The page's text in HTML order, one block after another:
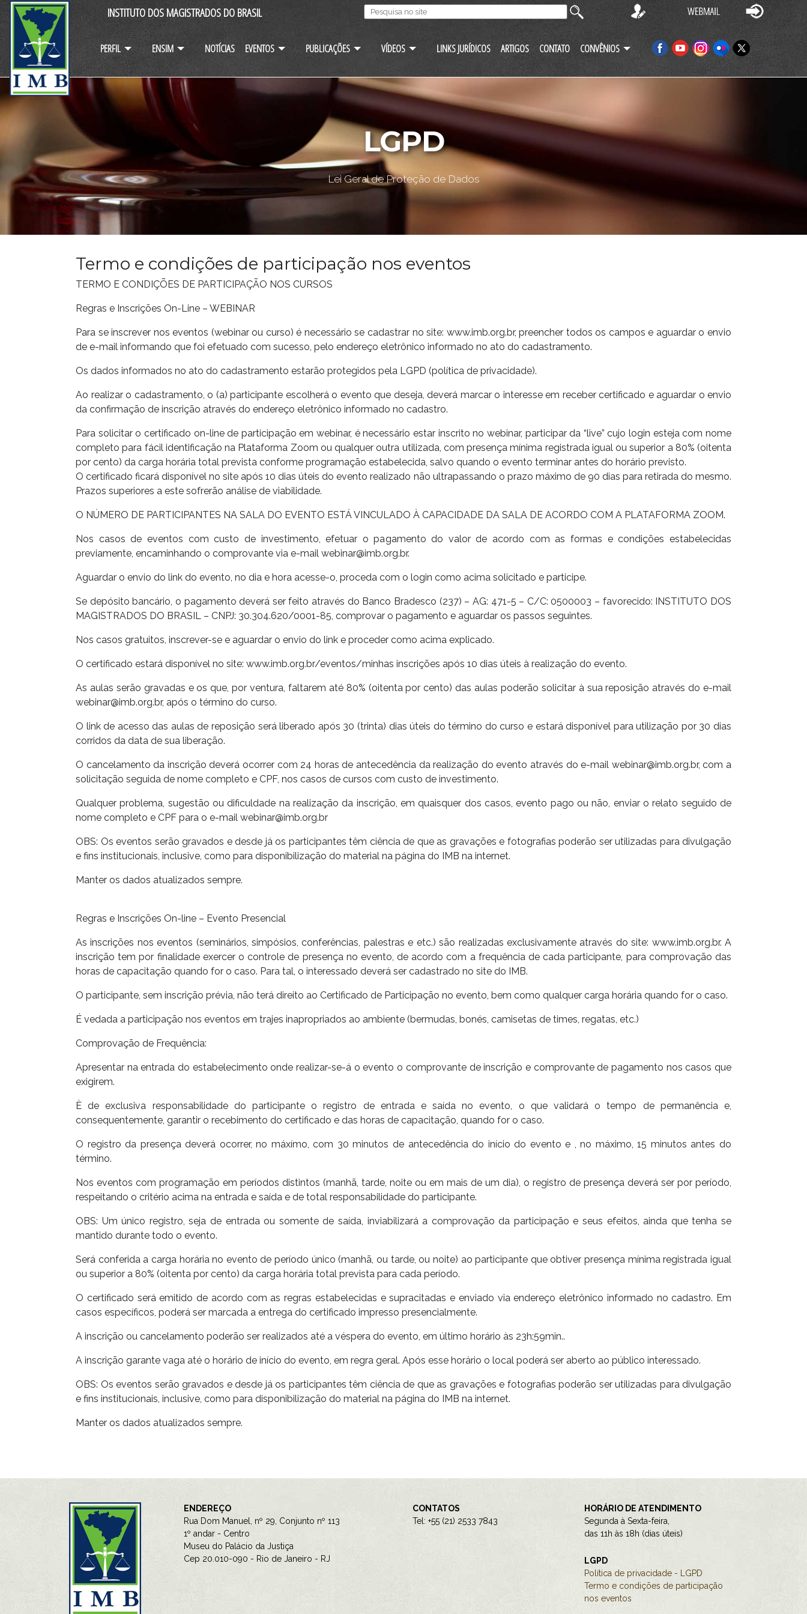
INSTITUTO DOS MAGISTRADOS DO BRASIL
PERFIL ENSIM NOTÍCIAS EVENTOS PUBLICAÇÕES VÍDEOS LINKS JURÍDICOS ARTIGOS CONTATO CONVÊNIOS
LGPD
Lei Geral de Proteção de Dados
Termo e condições de participação nos eventos
TERMO E CONDIÇÕES DE PARTICIPAÇÃO NOS CURSOS
Regras e Inscrições On-Line – WEBINAR
Para se inscrever nos eventos (webinar ou curso) é necessário se cadastrar no site: www.imb.org.br, preencher todos os campos e aguardar o envio
de e-mail informando que foi efetuado com sucesso, pelo endereço eletrônico informado no ato do cadastramento.
Os dados informados no ato do cadastramento estarão protegidos pela LGPD (política de privacidade).
Ao realizar o cadastramento, o (a) participante escolherá o evento que deseja, deverá marcar o interesse em receber certificado e aguardar o envio
da confirmação de inscrição através do endereço eletrônico informado no cadastro.
Para solicitar o certificado on-line de participação em webinar, é necessário estar inscrito no webinar, participar da “live” cujo login esteja com nome
completo para fácil identificação na Plataforma Zoom ou qualquer outra utilizada, com presença mínima registrada igual ou superior a 80% (oitenta
por cento) da carga horária total prevista conforme programação estabelecida, salvo quando o evento terminar antes do horário previsto.
O certificado ficará disponível no site após 10 dias úteis do evento realizado não ultrapassando o prazo máximo de 90 dias para retirada do mesmo.
Prazos superiores a este sofrerão análise de viabilidade.
O NÚMERO DE PARTICIPANTES NA SALA DO EVENTO ESTÁ VINCULADO À CAPACIDADE DA SALA DE ACORDO COM A PLATAFORMA ZOOM.
Nos casos de eventos com custo de investimento, efetuar o pagamento do valor de acordo com as formas e condições estabelecidas
previamente, encaminhando o comprovante via e-mail webinar@imb.org.br.
Aguardar o envio do link do evento, no dia e hora acesse-o, proceda com o login como acima solicitado e participe.
Se depósito bancário, o pagamento deverá ser feito através do Banco Bradesco (237) – AG: 471-5 – C/C: 0500003 – favorecido: INSTITUTO DOS
MAGISTRADOS DO BRASIL – CNPJ: 30.304.620/0001-85, comprovar o pagamento e aguardar os passos seguintes.
Nos casos gratuitos, inscrever-se e aguardar o envio do link e proceder como acima explicado.
O certificado estará disponível no site: www.imb.org.br/eventos/minhas inscrições após 10 dias úteis à realização do evento.
As aulas serão gravadas e os que, por ventura, faltarem até 80% (oitenta por cento) das aulas poderão solicitar à sua reposição através do e-mail
webinar@imb.org.br, após o término do curso.
O link de acesso das aulas de reposição será liberado após 30 (trinta) dias úteis do término do curso e estará disponível para utilização por 30 dias
corridos da data de sua liberação.
O cancelamento da inscrição deverá ocorrer com 24 horas de antecedência da realização do evento através do e-mail webinar@imb.org.br, com a
solicitação seguida de nome completo e CPF, nos casos de cursos com custo de investimento.
Qualquer problema, sugestão ou dificuldade na realização da inscrição, em quaisquer dos casos, evento pago ou não, enviar o relato seguido de
nome completo e CPF para o e-mail webinar@imb.org.br
OBS: Os eventos serão gravados e desde já os participantes têm ciência de que as gravações e fotografias poderão ser utilizadas para divulgação
e fins institucionais, inclusive, como para disponibilização do material na página do IMB na internet.
Manter os dados atualizados sempre.
Regras e Inscrições On-line – Evento Presencial
As inscrições nos eventos (seminários, simpósios, conferências, palestras e etc.) são realizadas exclusivamente através do site: www.imb.org.br. A
inscrição tem por finalidade exercer o controle de presença no evento, de acordo com a frequência de cada participante, para comprovação das
horas de capacitação quando for o caso. Para tal, o interessado deverá ser cadastrado no site do IMB.
O participante, sem inscrição prévia, não terá direito ao Certificado de Participação no evento, bem como qualquer carga horária quando for o caso.
É vedada a participação nos eventos em trajes inapropriados ao ambiente (bermudas, bonés, camisetas de times, regatas, etc.)
Comprovação de Frequência:
Apresentar na entrada do estabelecimento onde realizar-se-á o evento o comprovante de inscrição e comprovante de pagamento nos casos que
exigirem.
È de exclusiva responsabilidade do participante o registro de entrada e saída no evento, o que validará o tempo de permanência e,
consequentemente, garantir o recebimento do certificado e das horas de capacitação, quando for o caso.
O registro da presença deverá ocorrer, no máxímo, com 30 minutos de antecedência do início do evento e , no máximo, 15 minutos antes do
término.
Nos eventos com programação em períodos distintos (manhã, tarde, noite ou em mais de um dia), o registro de presença deverá ser por período,
respeitando o critério acima na entrada e saída e de total responsabilidade do participante.
OBS: Um único registro, seja de entrada ou somente de saída, inviabilizará a comprovação da participação e seus efeitos, ainda que tenha se
mantido durante todo o evento.
Será conferida a carga horária no evento de período único (manhã, ou tarde, ou noite) ao participante que obtiver presença mínima registrada igual
ou superior a 80% (oitenta por cento) da carga horária total prevista para cada período.
O certificado será emitido de acordo com as regras estabelecidas e supracitadas e enviado via endereço eletrônico informado no cadastro. Em
casos específicos, poderá ser marcada a entrega do certificado impresso presencialmente.
A inscrição ou cancelamento poderão ser realizados até a véspera do evento, em último horário às 23h:59min..
A inscrição garante vaga até o horário de início do evento, em regra geral. Após esse horário o local poderá ser aberto ao público interessado.
OBS: Os eventos serão gravados e desde já os participantes têm ciência de que as gravações e fotografias poderão ser utilizadas para divulgação
e fins institucionais, inclusive, como para disponibilização do material na página do IMB na internet.
Manter os dados atualizados sempre.
ENDEREÇO
Rua Dom Manuel, nº 29, Conjunto nº 113
1º andar - Centro
Museu do Palácio da Justiça
Cep 20.010-090 - Rio de Janeiro - RJ
CONTATOS
Tel: +55 (21) 2533 7843
HORÁRIO DE ATENDIMENTO
Segunda à Sexta-feira,
das 11h às 18h (dias úteis)
LGPD
Política de privacidade - LGPD
Termo e condições de participação
nos eventos